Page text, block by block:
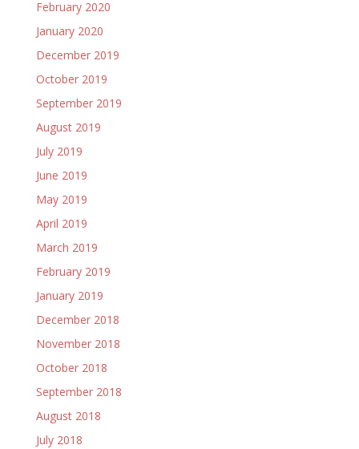
February 2020
January 2020
December 2019
October 2019
September 2019
August 2019
July 2019
June 2019
May 2019
April 2019
March 2019
February 2019
January 2019
December 2018
November 2018
October 2018
September 2018
August 2018
July 2018